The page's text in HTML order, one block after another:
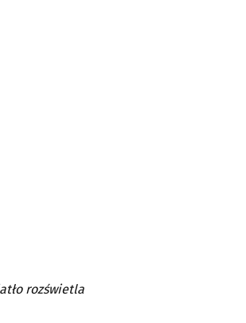
rozświetla